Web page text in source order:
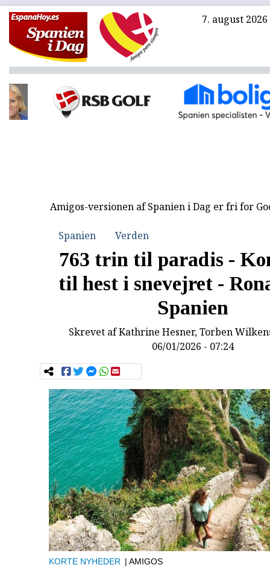
7. august 2026
Amigos-versionen af Spanien i Dag er fri for
Spanien Verden
763 trin til paradis -
til hest i snevejret -
Spanien
Skrevet afKathrine Hesner, Torben
06/01/2026 - 07:24
KORTE NYHEDER | AMIGOS